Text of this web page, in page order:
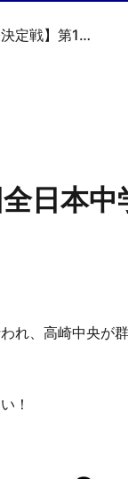
【代表決定戦】第17回全日本中学野球選手権大会ジャイアンツカップ群馬県予選
全日本
れ、高崎中央
！